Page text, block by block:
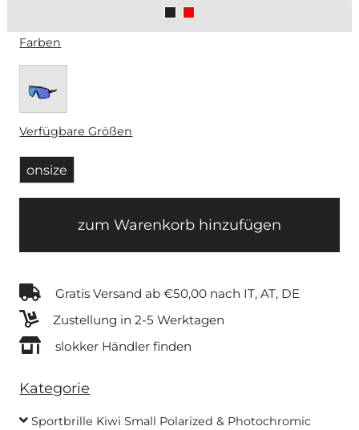
Farben
Verfügbare Größen
onsize
zum Warenkorb hinzufügen
Gratis Versand ab €50,00 nach IT, AT, DE
Zustellung in 2-5 Werktagen
slokker Händler finden
Kategorie
Sportbrille Kiwi Small Polarized & Photochromic